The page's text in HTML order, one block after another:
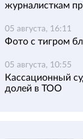
журналисткам
05 августа, 16:11
Фото с тигром
05 августа, 10:55
Кассационный
долей в ТОО